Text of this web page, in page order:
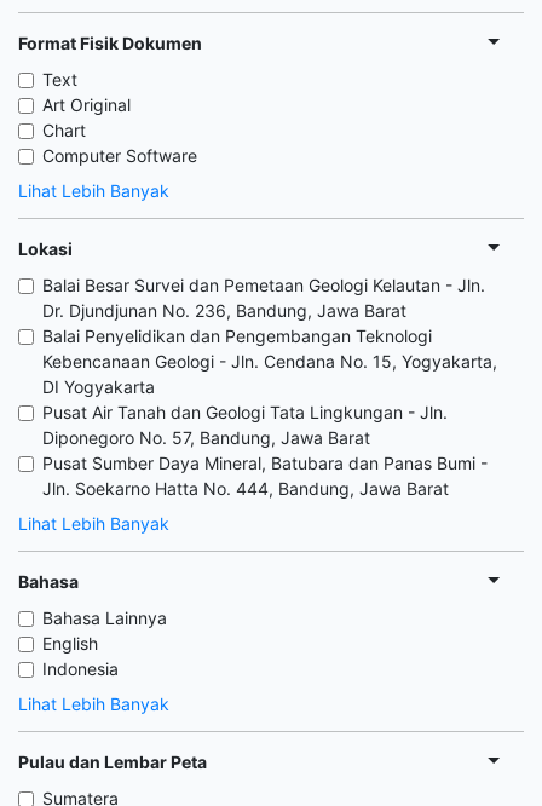
Format Fisik Dokumen
Text
Art Original
Chart
Computer Software
Lihat Lebih Banyak
Lokasi
Balai Besar Survei dan Pemetaan Geologi Kelautan - Jln.
Dr. Djundjunan No. 236, Bandung, Jawa Barat
Balai Penyelidikan dan Pengembangan Teknologi
Kebencanaan Geologi - Jln. Cendana No. 15, Yogyakarta,
DI Yogyakarta
Pusat Air Tanah dan Geologi Tata Lingkungan - Jln.
Diponegoro No. 57, Bandung, Jawa Barat
Pusat Sumber Daya Mineral, Batubara dan Panas Bumi -
Jln. Soekarno Hatta No. 444, Bandung, Jawa Barat
Lihat Lebih Banyak
Bahasa
Bahasa Lainnya
English
Indonesia
Lihat Lebih Banyak
Pulau dan Lembar Peta
Sumatera